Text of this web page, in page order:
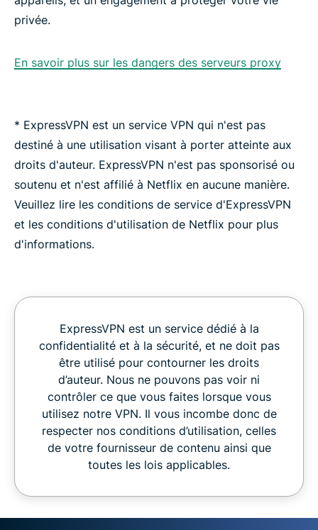
privée.
En savoir plus sur les dangers des serveurs proxy
* ExpressVPN est un service VPN qui n'est pas
destiné à une utilisation visant à porter atteinte aux
droits d'auteur. ExpressVPN n'est pas sponsorisé ou
soutenu et n'est affilié à Netflix en aucune manière.
Veuillez lire les conditions de service d'ExpressVPN
et les conditions d'utilisation de Netflix pour plus
d'informations.
ExpressVPN est un service dédié à la
confidentialité et à la sécurité, et ne doit pas
être utilisé pour contourner les droits
d’auteur. Nous ne pouvons pas voir ni
contrôler ce que vous faites lorsque vous
utilisez notre VPN. Il vous incombe donc de
respecter nos conditions d’utilisation, celles
de votre fournisseur de contenu ainsi que
toutes les lois applicables.